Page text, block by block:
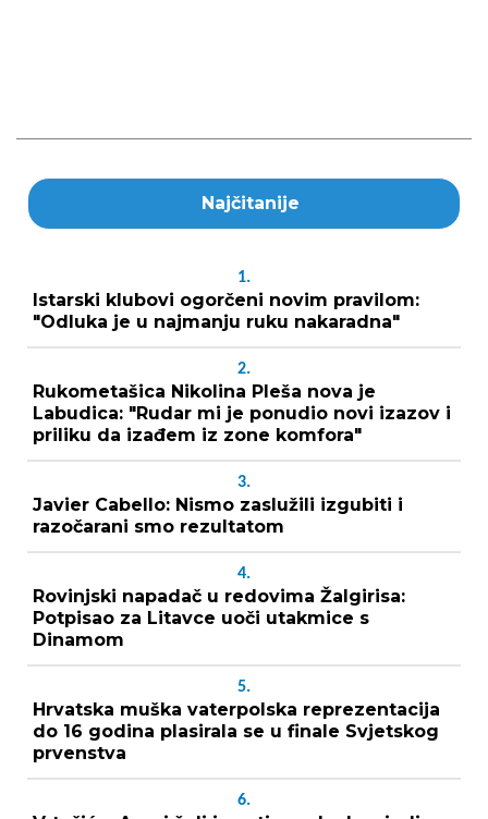
Najčitanije
1.
Istarski klubovi ogorčeni novim pravilom:
"Odluka je u najmanju ruku nakaradna"
2.
Rukometašica Nikolina Pleša nova je
Labudica: "Rudar mi je ponudio novi izazov i
priliku da izađem iz zone komfora"
3.
Javier Cabello: Nismo zaslužili izgubiti i
razočarani smo rezultatom
4.
Rovinjski napadač u redovima Žalgirisa:
Potpisao za Litavce uoči utakmice s
Dinamom
5.
Hrvatska muška vaterpolska reprezentacija
do 16 godina plasirala se u finale Svjetskog
prvenstva
6.